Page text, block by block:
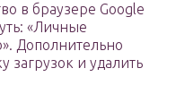
в браузере Google
«Личные
Дополнительно
загрузок и удалить